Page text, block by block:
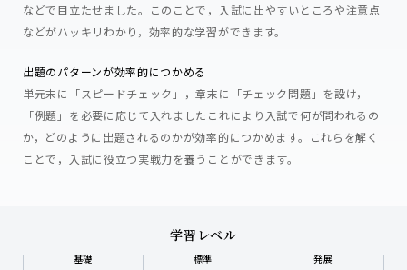
などで目立たせました。このことで，入試に出やすいところや注意点
などがハッキリわかり，効率的な学習ができます。
出題のパターンが効率的につかめる
単元末に「スピードチェック」，章末に「チェック問題」を設け，
「例題」を必要に応じて入れましたこれにより入試で何が問われるの
か，どのように出題されるのかが効率的につかめます。これらを解く
ことで，入試に役立つ実戦力を養うことができます。
学習レベル
基礎 標準 発展